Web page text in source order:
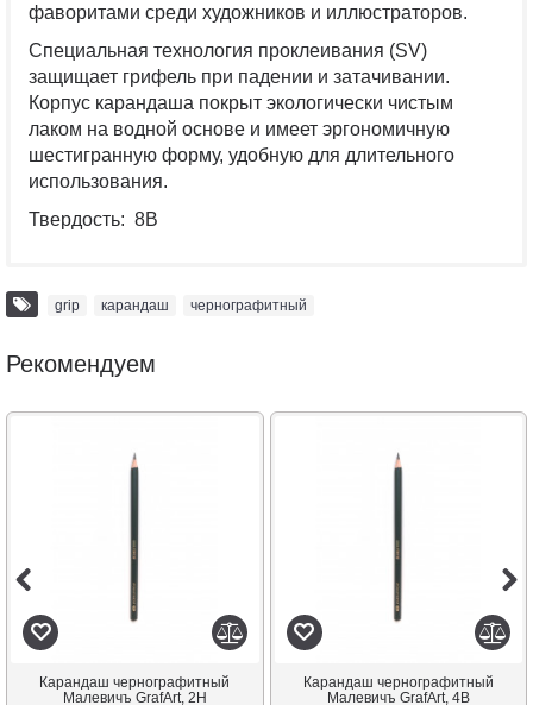
фаворитами среди художников и иллюстраторов.
Специальная технология проклеивания (SV)
защищает грифель при падении и затачивании.
Корпус карандаша покрыт экологически чистым
лаком на водной основе и имеет эргономичную
шестигранную форму, удобную для длительного
использования.
Твердость: 8B
grip карандаш чернографитный
Рекомендуем
Карандаш чернографитный
Малевичъ GrafArt, 2H
Карандаш чернографитный
Малевичъ GrafArt, 4В